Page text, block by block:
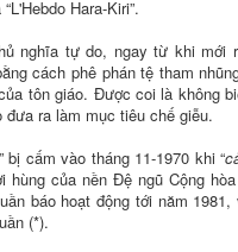
Hara-Kiri”.
nghĩa tự do, ngay từ khi mới
cách phê phán tệ tham
tôn giáo. Được coi là không
ra làm mục tiêu chế giễu.
bị cấm vào tháng 11-1970 khi “
hùng của nền Đệ ngũ Cộng
báo hoạt động tới năm
(*).